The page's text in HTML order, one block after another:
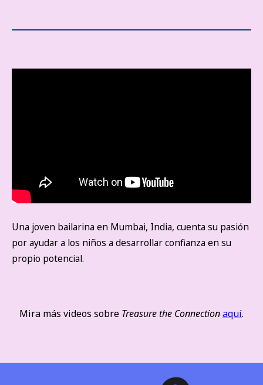
Una joven bailarina en Mumbai, India, cuenta su pasión
por ayudar a los niños a desarrollar confianza en su
propio potencial.
Mira más videos sobre Treasure the Connectionaquí.